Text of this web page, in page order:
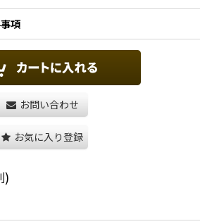
項
お問い合わせ
お気に入り登録
)